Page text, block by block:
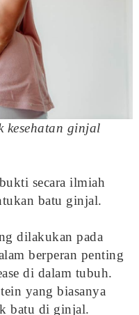
kesehatan ginjal
secara ilmiah
batu ginjal.
dilakukan pada
berperan penting
di dalam tubuh.
yang biasanya
batu di ginjal.